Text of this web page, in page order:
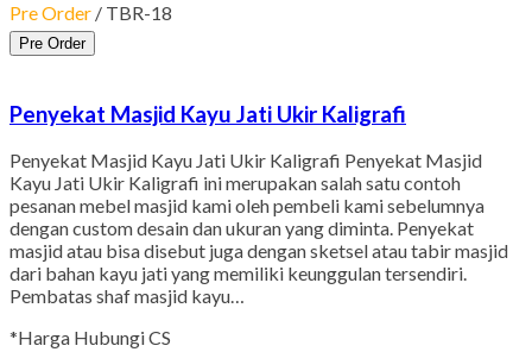
Pre Order / TBR-18
Pre Order
Penyekat Masjid Kayu Jati Ukir Kaligrafi
Penyekat Masjid Kayu Jati Ukir Kaligrafi Penyekat Masjid
Kayu Jati Ukir Kaligrafi ini merupakan salah satu contoh
pesanan mebel masjid kami oleh pembeli kami sebelumnya
dengan custom desain dan ukuran yang diminta. Penyekat
masjid atau bisa disebut juga dengan sketsel atau tabir masjid
dari bahan kayu jati yang memiliki keunggulan tersendiri.
Pembatas shaf masjid kayu…
*Harga Hubungi CS